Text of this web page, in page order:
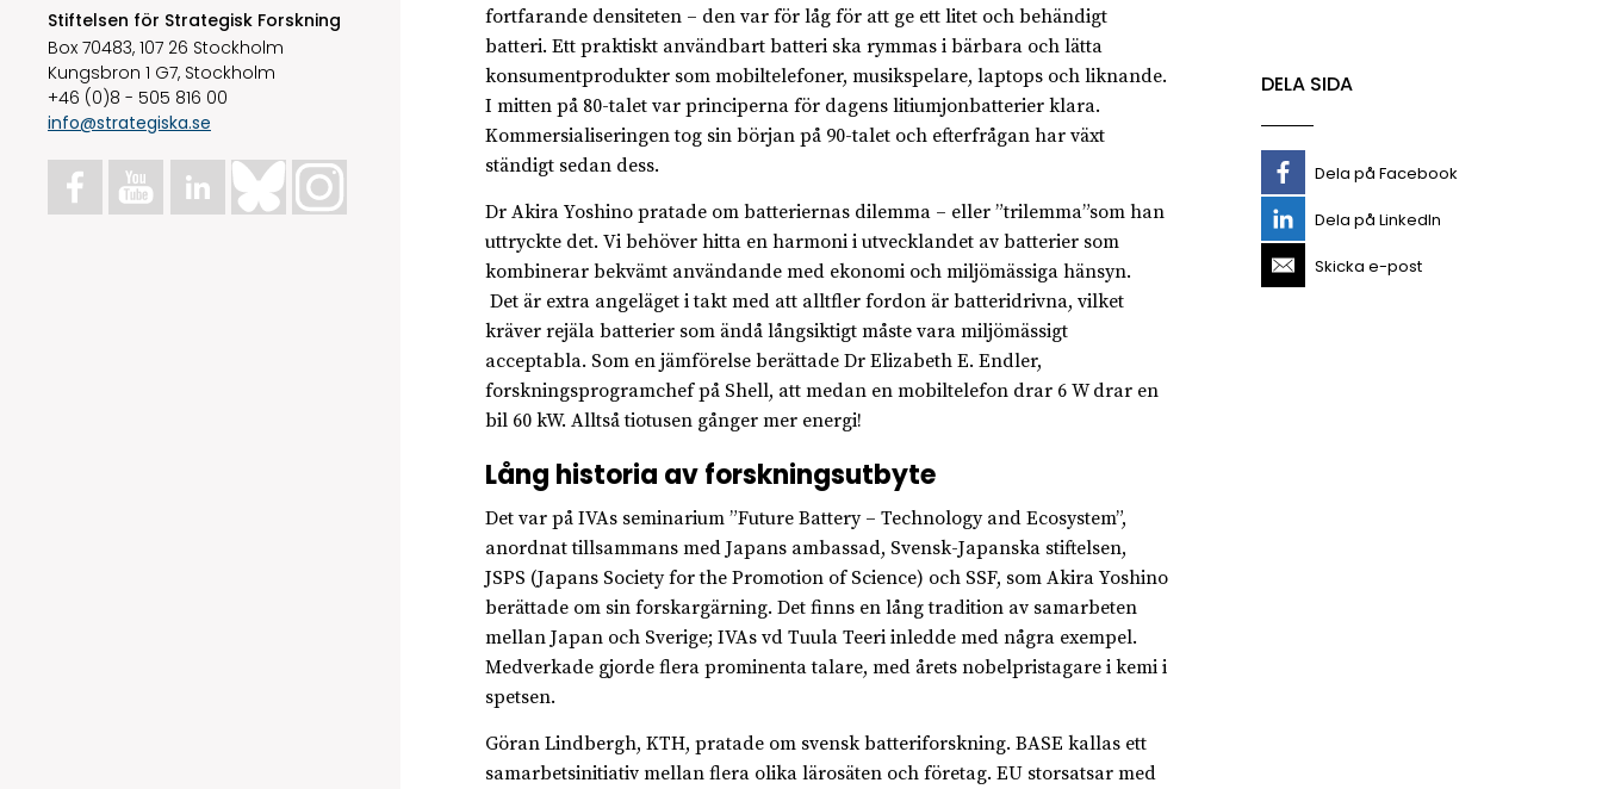
Stiftelsen för Strategisk Forskning
Box 70483, 107 26 Stockholm
Kungsbron 1 G7, Stockholm
+46 (0)8 - 505 816 00
info@strategiska.se
fortfarande densiteten – den var för låg för att ge ett litet och behändigt
batteri. Ett praktiskt användbart batteri ska rymmas i bärbara och lätta
konsumentprodukter som mobiltelefoner, musikspelare, laptops och liknande.
I mitten på 80-talet var principerna för dagens litiumjonbatterier klara.
Kommersialiseringen tog sin början på 90-talet och efterfrågan har växt
ständigt sedan dess.
Dr Akira Yoshino pratade om batteriernas dilemma – eller ”trilemma”som han
uttryckte det. Vi behöver hitta en harmoni i utvecklandet av batterier som
kombinerar bekvämt användande med ekonomi och miljömässiga hänsyn.
Det är extra angeläget i takt med att alltfler fordon är batteridrivna, vilket
kräver rejäla batterier som ändå långsiktigt måste vara miljömässigt
acceptabla. Som en jämförelse berättade Dr Elizabeth E. Endler,
forskningsprogramchef på Shell, att medan en mobiltelefon drar 6 W drar en
bil 60 kW. Alltså tiotusen gånger mer energi!
Lång historia av forskningsutbyte
Det var på IVAs seminarium ”Future Battery – Technology and Ecosystem”,
anordnat tillsammans med Japans ambassad, Svensk-Japanska stiftelsen,
JSPS (Japans Society for the Promotion of Science) och SSF, som Akira Yoshino
berättade om sin forskargärning. Det finns en lång tradition av samarbeten
mellan Japan och Sverige; IVAs vd Tuula Teeri inledde med några exempel.
Medverkade gjorde flera prominenta talare, med årets nobelpristagare i kemi i
spetsen.
Göran Lindbergh, KTH, pratade om svensk batteriforskning. BASE kallas ett
samarbetsinitiativ mellan flera olika lärosäten och företag. EU storsatsar med
DELA SIDA
Dela på Facebook
Dela på LinkedIn
Skicka e-post